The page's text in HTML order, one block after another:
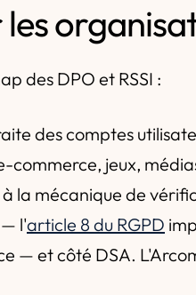
des DPO et RSSI :
des comptes
commerce, jeux,
la mécanique de
l'article 8 du RGPD
— et côté DSA.